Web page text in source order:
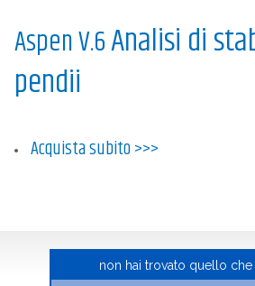
Aspen V.6Analisi di
pendii
Acquista subito>>>
non hai trovato quello che